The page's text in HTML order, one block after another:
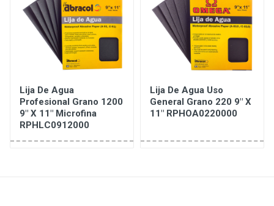
Lija De Agua
Profesional Grano 1200
9" X 11" Microfina
RPHLC0912000
Lija De Agua Uso
General Grano 220 9" X
11" RPHOA0220000